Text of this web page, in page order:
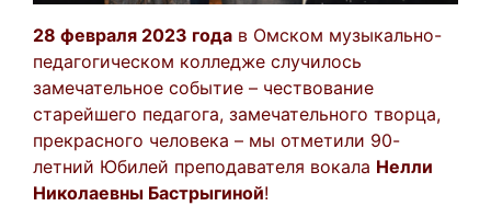
28 февраля 2023 года в Омском музыкально-
педагогическом колледже случилось
замечательное событие – чествование
старейшего педагога, замечательного творца,
прекрасного человека – мы отметили 90-
летний Юбилей преподавателя вокала Нелли
Николаевны Бастрыгиной!